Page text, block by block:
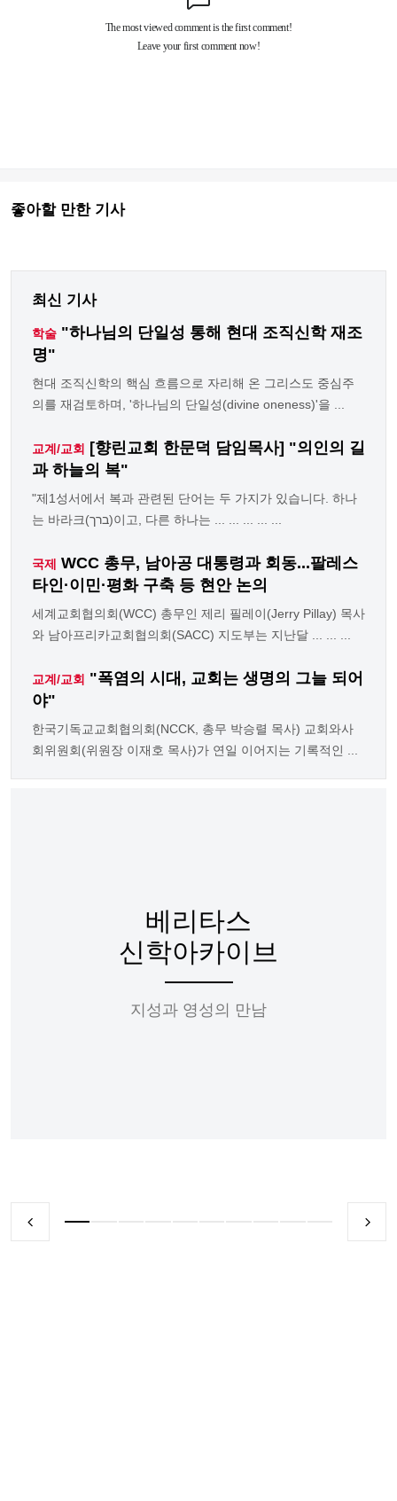
좋아할 만한 기사
최신 기사
학술 "하나님의 단일성 통해 현대 조직신학 재조
명"
현대 조직신학의 핵심 흐름으로 자리해 온 그리스도 중심주
의를 재검토하며, '하나님의 단일성(divine oneness)'을 ...
교계/교회 [향린교회 한문덕 담임목사] "의인의 길
과 하늘의 복"
"제1성서에서 복과 관련된 단어는 두 가지가 있습니다. 하나
는 바라크(ברך)이고, 다른 하나는 ... ... ... ... ...
국제 WCC 총무, 남아공 대통령과 회동...팔레스
타인·이민·평화 구축 등 현안 논의
세계교회협의회(WCC) 총무인 제리 필레이(Jerry Pillay) 목사
와 남아프리카교회협의회(SACC) 지도부는 지난달 ... ... ...
교계/교회 "폭염의 시대, 교회는 생명의 그늘 되어
야"
한국기독교교회협의회(NCCK, 총무 박승렬 목사) 교회와사
회위원회(위원장 이재호 목사)가 연일 이어지는 기록적인 ...
베리타스
신학아카이브
지성과 영성의 만남